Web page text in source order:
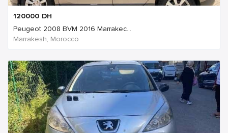
120000 DH
Peugeot 2008 BVM 2016 Marrakec...
Marrakesh, Morocco